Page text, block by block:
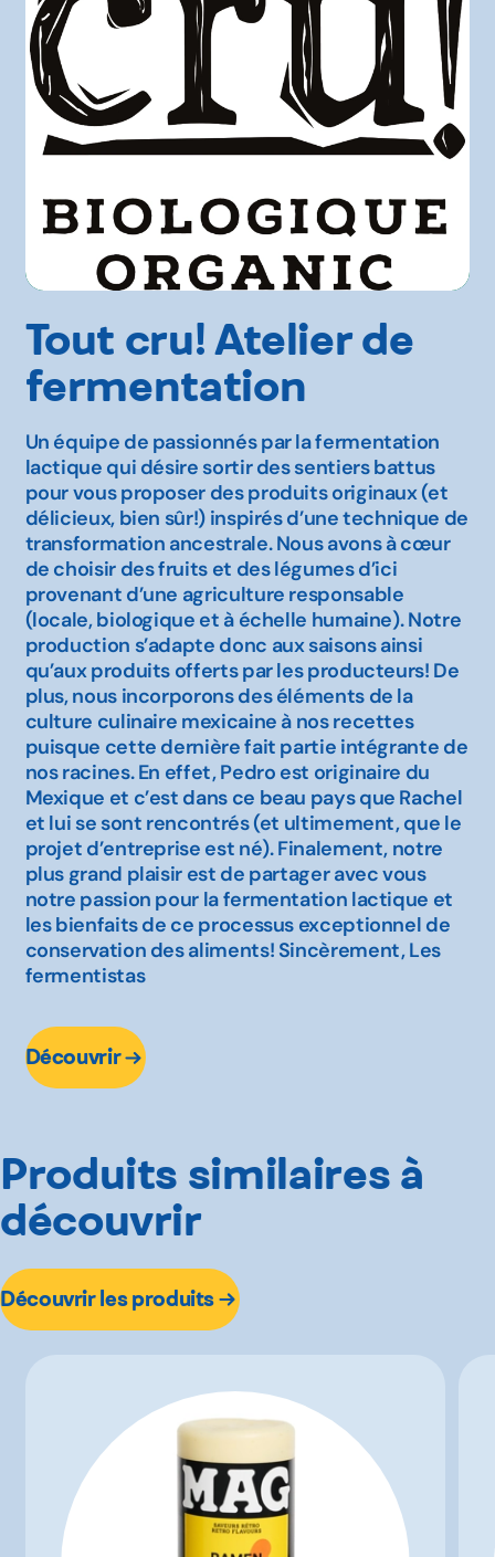
Tout cru! Atelier de
fermentation
Un équipe de passionnés par la fermentation
lactique qui désire sortir des sentiers battus
pour vous proposer des produits originaux (et
délicieux, bien sûr!) inspirés d’une technique de
transformation ancestrale. Nous avons à cœur
de choisir des fruits et des légumes d’ici
provenant d’une agriculture responsable
(locale, biologique et à échelle humaine). Notre
production s’adapte donc aux saisons ainsi
qu’aux produits offerts par les producteurs! De
plus, nous incorporons des éléments de la
culture culinaire mexicaine à nos recettes
puisque cette dernière fait partie intégrante de
nos racines. En effet, Pedro est originaire du
Mexique et c’est dans ce beau pays que Rachel
et lui se sont rencontrés (et ultimement, que le
projet d’entreprise est né). Finalement, notre
plus grand plaisir est de partager avec vous
notre passion pour la fermentation lactique et
les bienfaits de ce processus exceptionnel de
conservation des aliments! Sincèrement, Les
fermentistas
Découvrir
Produits similaires à
découvrir
Découvrir les produits